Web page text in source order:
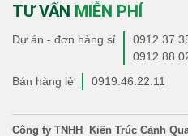
TƯ VẤN MIỄN PHÍ
Dự án - đơn hàng sỉ
Bán hàng lẻ
0919.46.22.11
Công ty TNHH Kiến Trúc Cảnh